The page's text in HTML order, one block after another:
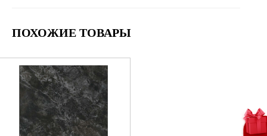
ПОХОЖИЕ ТОВАРЫ